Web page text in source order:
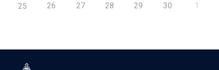
25 26 27 28 29 30 1